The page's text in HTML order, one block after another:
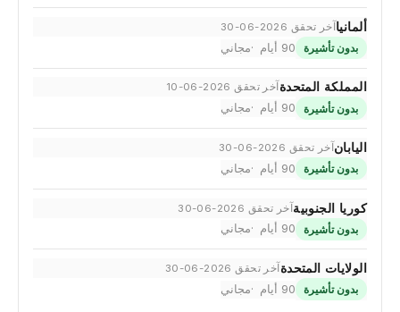
ألمانياآخر تحقق 2026-06-30
بدون تأشيرة 90 أيام مجاني
المملكة المتحدة آخر تحقق 2026-06-10
بدون تأشيرة 90 أيام مجاني
اليابان آخر تحقق 2026-06-30
بدون تأشيرة 90 أيام مجاني
كوريا الجنوبيةآخر تحقق 2026-06-30
بدون تأشيرة 90 أيام مجاني
الولايات المتحدة آخر تحقق 2026-06-30
بدون تأشيرة 90 أيام مجاني